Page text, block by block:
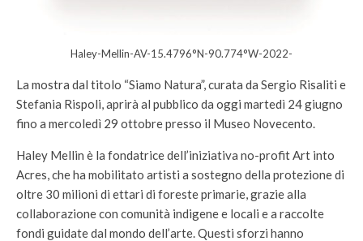
Haley-Mellin-AV-15.4796°N-90.774°W-2022-
La mostra dal titolo “Siamo Natura”, curata da Sergio Risaliti e
Stefania Rispoli, aprirà al pubblico da oggi martedì 24 giugno
fino a mercoledì 29 ottobre presso il Museo Novecento.
Haley Mellin è la fondatrice dell’iniziativa no-profit Art into
Acres, che ha mobilitato artisti a sostegno della protezione di
oltre 30 milioni di ettari di foreste primarie, grazie alla
collaborazione con comunità indigene e locali e a raccolte
fondi guidate dal mondo dell’arte. Questi sforzi hanno